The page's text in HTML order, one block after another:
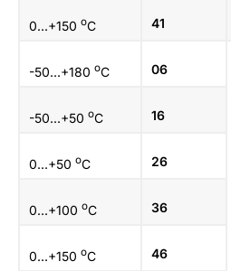
0...+150 оC 41
-50...+180 оC 06
-50...+50 оC 16
0...+50 оC 26
0...+100 оC 36
0...+150 оC 46